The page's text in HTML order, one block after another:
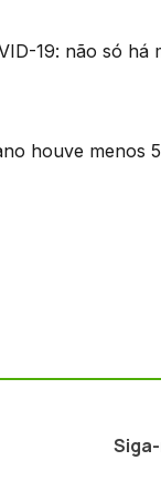
19: não só
houve menos